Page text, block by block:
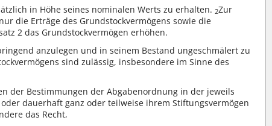
in Höhe seines nominalen Werts zu erhalten. 2Zur
die Erträge des Grundstockvermögens sowie die
2 das Grundstockvermögen erhöhen.
anzulegen und in seinem Bestand ungeschmälert zu
sind zulässig, insbesondere im Sinne des
der Bestimmungen der Abgabenordnung in der jeweils
dauerhaft ganz oder teilweise ihrem Stiftungsvermögen
das Recht,